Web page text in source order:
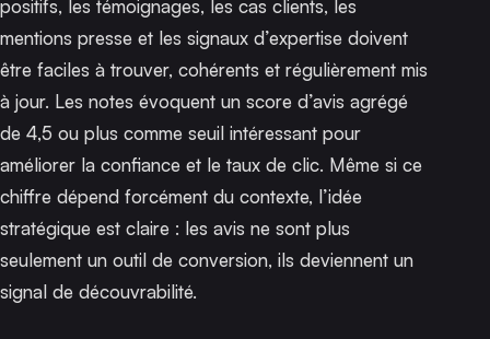
positifs, les témoignages, les cas clients, les
mentions presse et les signaux d’expertise doivent
être faciles à trouver, cohérents et régulièrement mis
à jour. Les notes évoquent un score d’avis agrégé
de 4,5 ou plus comme seuil intéressant pour
améliorer la confiance et le taux de clic. Même si ce
chiffre dépend forcément du contexte, l’idée
stratégique est claire : les avis ne sont plus
seulement un outil de conversion, ils deviennent un
signal de découvrabilité.